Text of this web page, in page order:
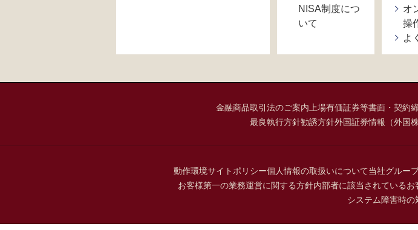
NISA制度につ
いて
オ
操
よ
金融商品取引法のご案内 上場有価証券等書面・契約
最良執行方針勧誘方針外国証券情報（外国
動作環境サイトポリシー個人情報の取扱いについて当社グルー
お客様第一の業務運営に関する方針内部者に該当されている
システム障害時の